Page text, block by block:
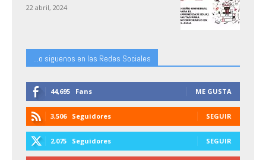
22 abril, 2024
...o siguenos en las Redes Sociales
44,695 Fans ME GUSTA
3,506 Seguidores SEGUIR
2,075 Seguidores SEGUIR